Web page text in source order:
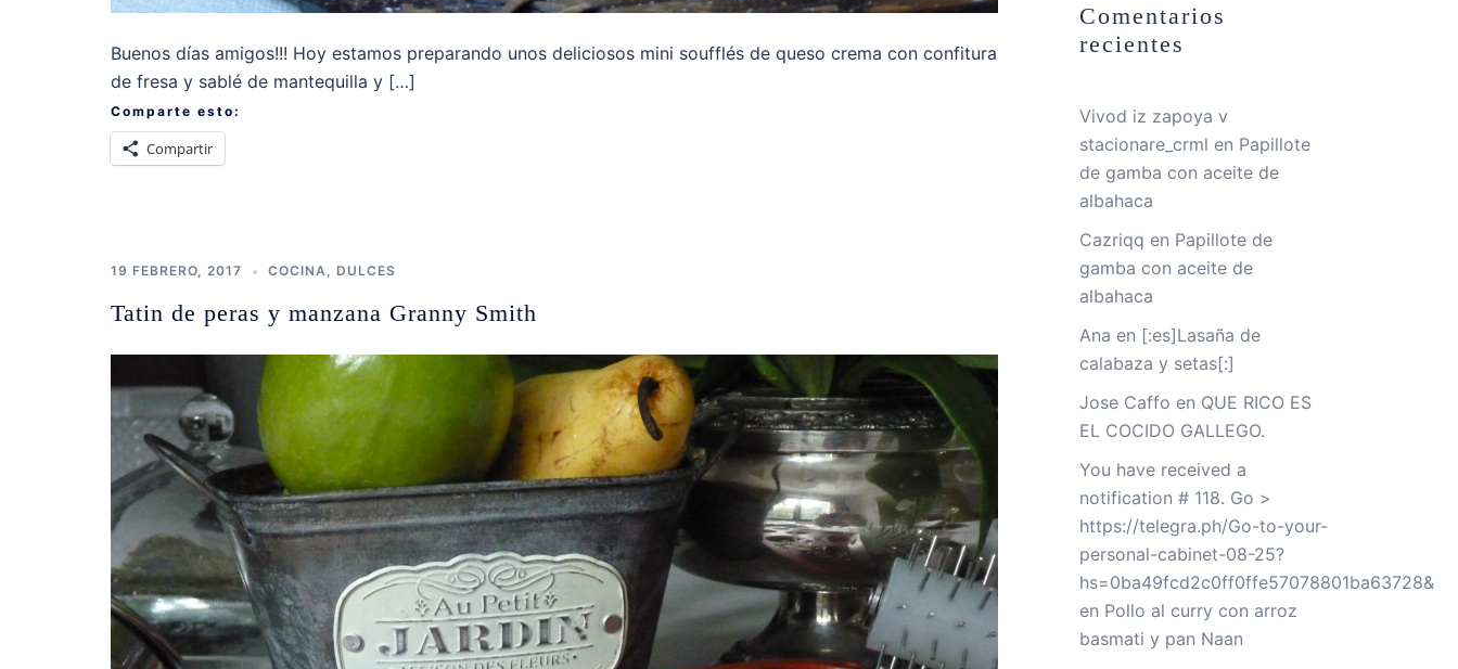
Buenos días amigos!!! Hoy estamos preparando unos deliciosos mini soufflés de queso crema con confitura
de fresa y sablé de mantequilla y […]
Comparte esto:
Compartir
19 FEBRERO, 2017 COCINA, DULCES
Tatin de peras y manzana Granny Smith
Comentarios
recientes
Vivod iz zapoya v
stacionare_crml en Papillote
de gamba con aceite de
albahaca
Cazriqq en Papillote de
gamba con aceite de
albahaca
Ana en [:es]Lasaña de
calabaza y setas[:]
Jose Caffo en QUE RICO ES
EL COCIDO GALLEGO.
You have received a
notification # 118. Go >
https://telegra.ph/Go-to-your-
personal-cabinet-08-25?
hs=0ba49fcd2c0ff0ffe57078801ba63728&
en Pollo al curry con arroz
basmati y pan Naan